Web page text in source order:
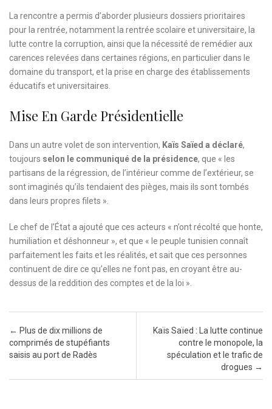
La rencontre a permis d’aborder plusieurs dossiers prioritaires
pour la rentrée, notamment la rentrée scolaire et universitaire, la
lutte contre la corruption, ainsi que la nécessité de remédier aux
carences relevées dans certaines régions, en particulier dans le
domaine du transport, et la prise en charge des établissements
éducatifs et universitaires.
Mise En Garde Présidentielle
Dans un autre volet de son intervention, Kaïs Saïed a déclaré,
toujours selon le communiqué de la présidence, que « les
partisans de la régression, de l’intérieur comme de l’extérieur, se
sont imaginés qu’ils tendaient des pièges, mais ils sont tombés
dans leurs propres filets ».
Le chef de l’État a ajouté que ces acteurs « n’ont récolté que honte,
humiliation et déshonneur », et que « le peuple tunisien connaît
parfaitement les faits et les réalités, et sait que ces personnes
continuent de dire ce qu’elles ne font pas, en croyant être au-
dessus de la reddition des comptes et de la loi ».
Post navigation
← Plus de dix millions de
comprimés de stupéfiants
saisis au port de Radès
Kaïs Saïed : La lutte continue
contre le monopole, la
spéculation et le trafic de
drogues →